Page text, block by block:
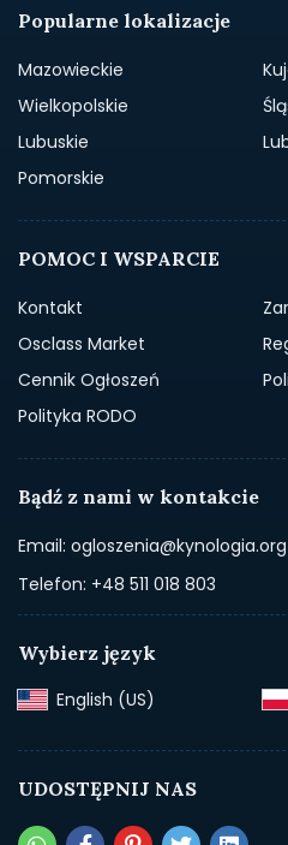
Popularne lokalizacje
Mazowieckie
Wielkopolskie
Lubuskie
Pomorskie
POMOC I WSPARCIE
Kontakt
Osclass Market
Cennik Ogłoszeń
Polityka RODO
Bądź z nami w kontakcie
Email: ogloszenia@kynologia.org
Telefon: +48 511 018 803
Wybierz język
English (US)‎
UDOSTĘPNIJ NAS